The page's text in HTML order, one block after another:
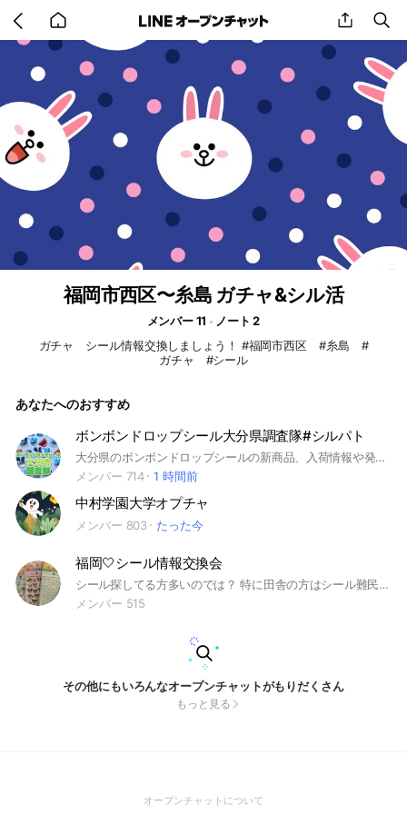
back
to
home
share
福岡市西区〜糸島 ガチャ&シル活
メンバー 11
ノート 2
ガチャ シール情報交換しましょう！ #福岡市西区 #糸島 #
ガチャ #シール
あなたへのおすすめ
ボンボンドロップシール大分県調査隊#シルパト
大分県のボンボンドロップシールの新商品、入荷情報や発見情報などをみんなで調査するオプチャ #シル活 #ボンドロ
メンバー 714
1 時間前
中村学園大学オプチャ
メンバー 803 たった今
福岡🤍シール情報交換会
シール探してる方多いのでは？ 特に田舎の方はシール難民… シール情報の交換が出来ればなと🤍 こんなシールあったよ、ここで買えたよ、私のシール帳みて！ などなど。 平和に楽しく🕊️ #シール #シル活 #シール帳 #シール交換
メンバー 515
その他にもいろんなオープンチャットがもりだくさん
もっと見る
オープンチャットについて